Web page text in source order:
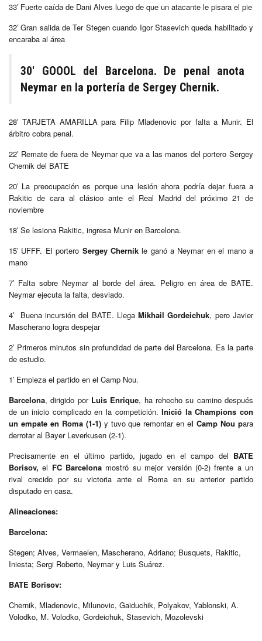
33′ Fuerte caída de Dani Alves luego de que un atacante le pisara el pie
32′ Gran salida de Ter Stegen cuando Igor Stasevich queda habilitado y
encaraba al área
30′ GOOOL del Barcelona. De penal anota
Neymar en la portería de Sergey Chernik.
28′ TARJETA AMARILLA para Filip Mladenovic por falta a Munir. El
árbitro cobra penal.
22′ Remate de fuera de Neymar que va a las manos del portero Sergey
Chernik del BATE
20′ La preocupación es porque una lesión ahora podría dejar fuera a
Rakitic de cara al clásico ante el Real Madrid del próximo 21 de
noviembre
18′ Se lesiona Rakitic, ingresa Munir en Barcelona.
15′ UFFF. El portero Sergey Chernikle ganó a Neymar en el mano a
mano
7′ Falta sobre Neymar al borde del área. Peligro en área de BATE.
Neymar ejecuta la falta, desviado.
4′ Buena incursión del BATE. LlegaMikhail Gordeichuk, pero Javier
Mascherano logra despejar
2′ Primeros minutos sin profundidad de parte del Barcelona. Es la parte
de estudio.
1′ Empieza el partido en el Camp Nou.
Barcelona, dirigido por Luis Enrique, ha rehecho su camino después
de un inicio complicado en la competición.Inició la Champions con
un empate en Roma (1-1)y tuvo que remontar en el Camp Nou para
derrotar al Bayer Leverkusen (2-1).
Precisamente en el último partido, jugado en el campo del BATE
Borisov, el FC Barcelona mostró su mejor versión (0-2) frente a un
rival crecido por su victoria ante el Roma en su anterior partido
disputado en casa.
Alineaciones:
Barcelona:
Stegen; Alves, Vermaelen, Mascherano, Adriano; Busquets, Rakitic,
Iniesta; Sergi Roberto, Neymar y Luis Suárez.
BATE Borisov:
Chernik, Mladenovic, Milunovic, Gaiduchik, Polyakov, Yablonski, A.
Volodko, M. Volodko, Gordeichuk, Stasevich, Mozolevski